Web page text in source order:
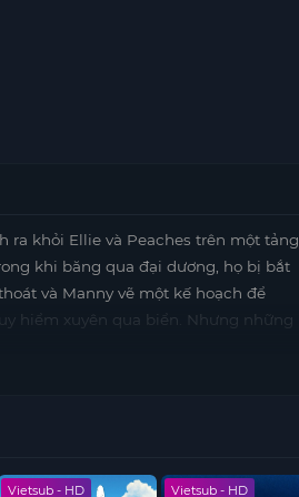
ra khỏi Ellie và Peaches trên một tảng
khi băng qua đại dương, họ bị bắt
và Manny vẽ một kế hoạch để
hiểm xuyên qua biển. Nhưng những
Vietsub - HD Vietsub - HD